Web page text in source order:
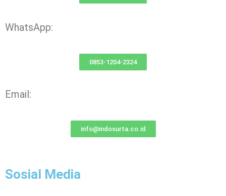
WhatsApp:
0853-1204-2324
Email:
info@indosurta.co.id
Sosial Media